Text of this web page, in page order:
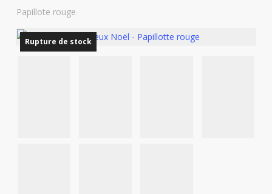
Papillote rouge
Rupture de stock